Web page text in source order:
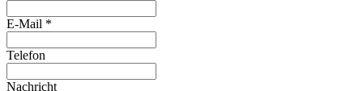
E-Mail *
Telefon
Nachricht